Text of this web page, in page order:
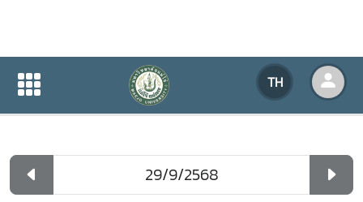
TH
ปฏิทินกิจกรรมของหน่วยงาน
ปฏิทินกิจกรรมของหน่วยงาน